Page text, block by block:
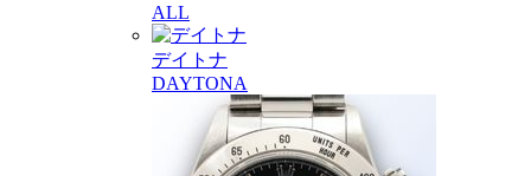
ALL
デイトナ
DAYTONA